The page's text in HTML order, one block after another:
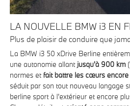
LA NOUVELLE BMW i3 EN
Plus de plaisir de conduire que
La BMW i3 50 xDrive Berline
une autonomie allant jusqu'à 900 km
normes et fait battre les cœurs encore
séduit par son tout nouveau langage
berline sport à l'extérieur et encore